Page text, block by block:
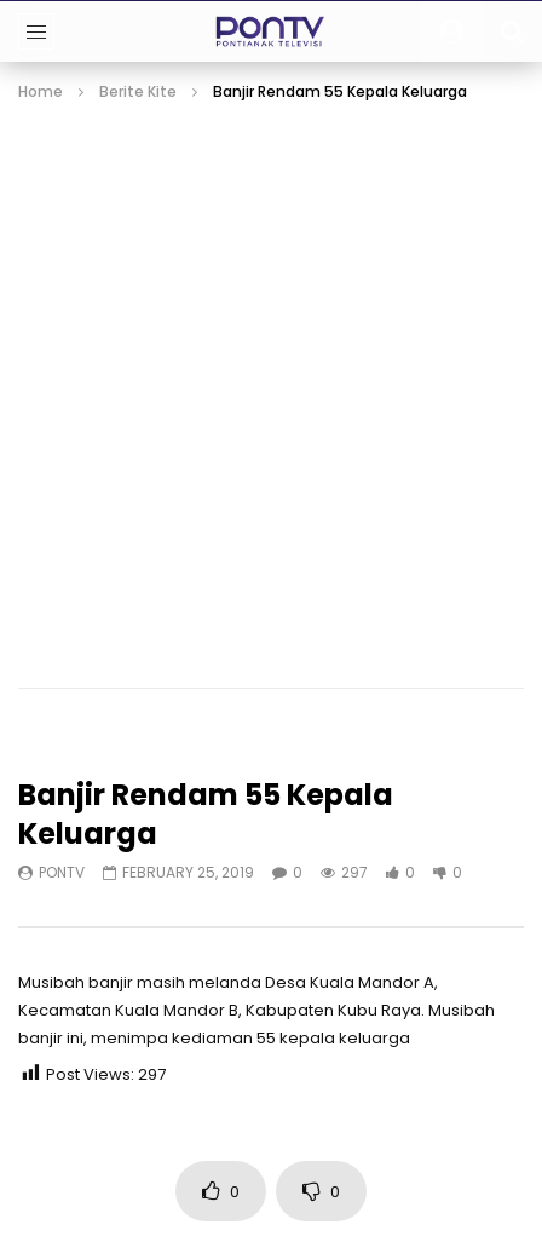
Home Berite Kite Banjir Rendam 55 Kepala Keluarga
Banjir Rendam 55 Kepala
Keluarga
PONTV FEBRUARY 25, 2019 0 297 0 0
Musibah banjir masih melanda Desa Kuala Mandor A,
Kecamatan Kuala Mandor B, Kabupaten Kubu Raya. Musibah
banjir ini, menimpa kediaman 55 kepala keluarga
Post Views: 297
0 0